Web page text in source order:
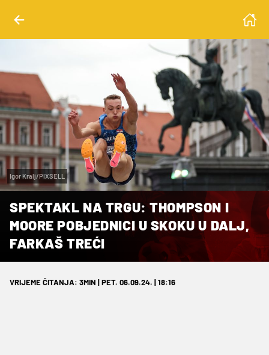
Igor Kralj/PIXSELL
SPEKTAKL NA TRGU: THOMPSON I
MOORE POBJEDNICI U SKOKU U DALJ,
FARKAŠ TREĆI
VRIJEME ČITANJA: 3MIN | PET. 06.09.24. | 18:16